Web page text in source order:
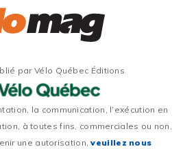
par Vélo Québec Éditions
la communication, l’exécution en
à toutes fins, commerciales ou non,
une autorisation,veuillez nous